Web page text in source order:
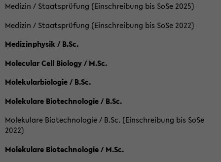
Medizin / Staatsprüfung (Einschreibung bis SoSe 2025)
Medizin / Staatsprüfung (Einschreibung bis SoSe 2022)
Medizinphysik / B.Sc.
Molecular Cell Biology / M.Sc.
Molekularbiologie / B.Sc.
Molekulare Biotechnologie / B.Sc.
Molekulare Biotechnologie / B.Sc. (Einschreibung bis SoSe
2022)
Molekulare Biotechnologie / M.Sc.